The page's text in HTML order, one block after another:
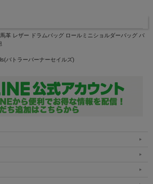
革 レザー ドラムバッグ ロールミニショルダーバッグ バ
バトラーバーナーセイルズ)